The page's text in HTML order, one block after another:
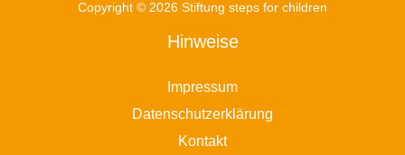
Copyright © 2026 Stiftung steps for children
Hinweise
Impressum
Datenschutzerklärung
Kontakt